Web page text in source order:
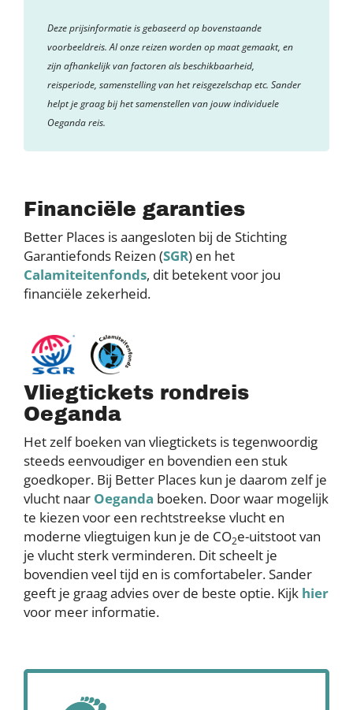
Deze prijsinformatie is gebaseerd op bovenstaande
voorbeeldreis. Al onze reizen worden op maat gemaakt, en
zijn afhankelijk van factoren als beschikbaarheid,
reisperiode, samenstelling van het reisgezelschap etc. Sander
helpt je graag bij het samenstellen van jouw individuele
Oeganda reis.
Financiële garanties
Better Places is aangesloten bij de Stichting
Garantiefonds Reizen (SGR) en het
Calamiteitenfonds, dit betekent voor jou
financiële zekerheid.
Vliegtickets rondreis
Oeganda
Het zelf boeken van vliegtickets is tegenwoordig
steeds eenvoudiger en bovendien een stuk
goedkoper. Bij Better Places kun je daarom zelf je
vlucht naar Oeganda boeken. Door waar mogelijk
te kiezen voor een rechtstreekse vlucht en
moderne vliegtuigen kun je de CO2e-uitstoot van
je vlucht sterk verminderen. Dit scheelt je
bovendien veel tijd en is comfortabeler. Sander
geeft je graag advies over de beste optie. Kijk hier
voor meer informatie.